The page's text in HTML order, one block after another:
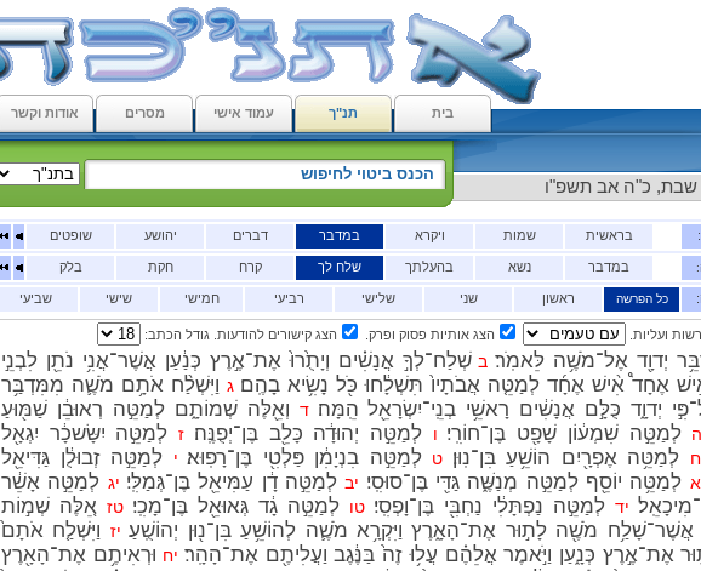
בית תנ"ך עמוד אישי מסרים אודות וקשר
שבת, כ"ה אב תשפ"ו
בראשית שמות ויקרא במדבר דברים יהושע שופטים
במדבר נשא בהעלתך שלח לך קרח חקת בלק
כל הפרשה ראשון שני שלישי רביעי חמישי שישי שביעי
ועליות. הצג אותיות פסוק ופרק. הצג קישורים להודעות. גודל הכתב:
יְדוָ֖ד אֶל־מֹשֶׁ֥ה לֵּאמֹֽר׃ ב שְׁלַח־לְךָ֣ אֲנָשִׁ֗ים וְיָתֻ֙רוּ֙ אֶת־אֶ֣רֶץ כְּנַ֔עַן אֲשֶׁר־אֲנִ֥י נֹתֵ֖ן לִבְנֵ֣י
אֶחָד֩ אִ֨ישׁ אֶחָ֜ד לְמַטֵּ֤ה אֲבֹתָיו֙ תִּשְׁלָ֔חוּ כֹּ֖ל נָשִׂ֥יא בָהֶֽם׃ ג וַיִּשְׁלַ֨ח אֹתָ֥ם מֹשֶׁ֛ה מִמִּדְבַּ֥ר
יְדוָ֑ד כֻּלָּ֣ם אֲנָשִׁ֔ים רָאשֵׁ֥י בְנֵֽי־יִשְׂרָאֵ֖ל הֵֽמָּה׃ ד וְאֵ֖לֶּה שְׁמוֹתָ֑ם לְמַטֵּ֣ה רְאוּבֵ֔ן שַׁמּ֖וּעַ
לְמַטֵּ֣ה שִׁמְע֔וֹן שָׁפָ֖ט בֶּן־חוֹרִֽי׃ ו לְמַטֵּ֣ה יְהוּדָ֔ה כָּלֵ֖ב בֶּן־יְפֻנֶּֽה׃ זלְמַטֵּ֣ה יִשָּׂשכָ֔ר יִגְאָ֖ל
ח לְמַטֵּ֥ה אֶפְרָ֖יִם הוֹשֵׁ֥עַ בִּן־נֽוּן׃ ט לְמַטֵּ֣ה בִנְיָמִ֔ן פַּלְטִ֖י בֶּן־רָפֽוּא׃ י
לְמַטֵּ֣ה זְבוּלֻ֔ן גַּדִּיאֵ֖ל
לְמַטֵּ֥ה יוֹסֵ֖ף לְמַטֵּ֣ה מְנַשֶּׁ֑ה גַּדִּ֖י בֶּן־סוּסִֽי׃ יבלְמַטֵּ֣ה דָ֔ן עַמִּיאֵ֖ל בֶּן־גְּמַלִּֽי׃ יג לְמַטֵּ֣ה אָשֵׁ֔ר
יד לְמַטֵּ֣ה נַפְתָּלִ֔י נַחְבִּ֖י בֶּן־וָפְסִֽי׃ טו לְמַטֵּ֣ה גָ֔ד גְּאוּאֵ֖ל בֶּן־מָכִֽי׃ טז אֵ֚לֶּה שְׁמ֣וֹת
מֹשֶׁ֖ה לָת֣וּר אֶת־הָאָ֑רֶץ וַיִּקְרָ֥א מֹשֶׁ֛ה לְהוֹשֵׁ֥עַ בִּן־נ֖וּן יְהוֹשֻֽׁעַ׃יז וַיִּשְׁלַ֤ח אֹתָם֙
אֶת־אֶ֣רֶץ כְּנָ֑עַן וַיֹּ֣אמֶר אֲלֵהֶ֗ם עֲל֥וּ זֶה֙ בַּנֶּ֔גֶב וַעֲלִיתֶ֖ם אֶת־הָהָֽר׃יח וּרְאִיתֶ֥ם אֶת־הָאָ֖רֶץ